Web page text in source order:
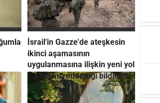
İsrail'in Gazze'de ateşkesin
ikinci aşamasının
uygulanmasına ilişkin yeni yol
haritasını reddettiği bildirildi